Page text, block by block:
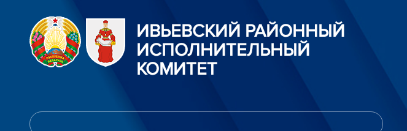
ИВЬЕВСКИЙ РАЙОННЫЙ
ИСПОЛНИТЕЛЬНЫЙ
КОМИТЕТ